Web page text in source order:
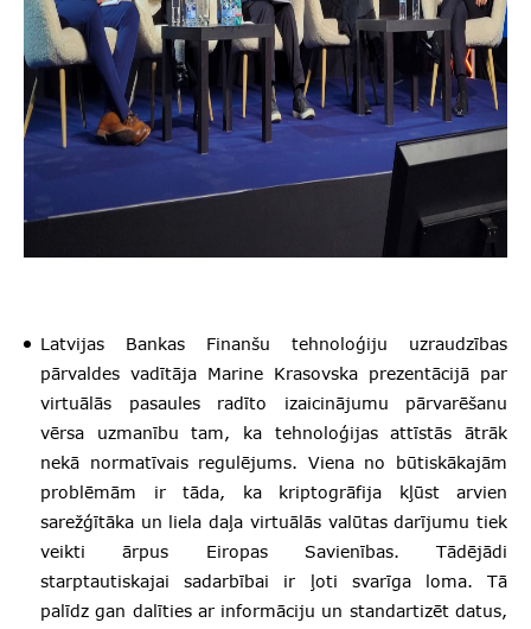
Latvijas Bankas Finanšu tehnoloģiju uzraudzības
pārvaldes vadītāja Marine Krasovska prezentācijā par
virtuālās pasaules radīto izaicinājumu pārvarēšanu
vērsa uzmanību tam, ka tehnoloģijas attīstās ātrāk
nekā normatīvais regulējums. Viena no būtiskākajām
problēmām ir tāda, ka kriptogrāfija kļūst arvien
sarežģītāka un liela daļa virtuālās valūtas darījumu tiek
veikti ārpus Eiropas Savienības. Tādējādi
starptautiskajai sadarbībai ir ļoti svarīga loma. Tā
palīdz gan dalīties ar informāciju un standartizēt datus,